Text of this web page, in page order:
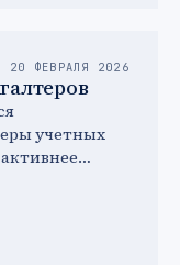
20 ФЕВРАЛЯ 2026
учетных